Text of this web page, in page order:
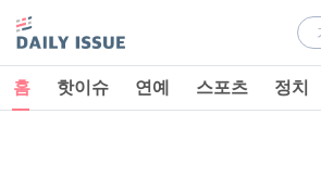
홈 핫이슈 연예 스포츠 정치